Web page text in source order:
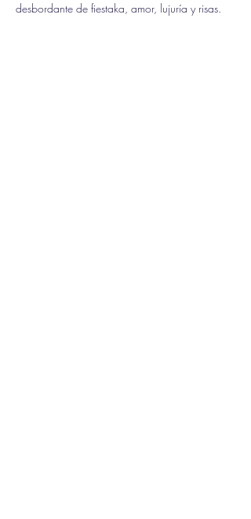
desbordante de fiestaka, amor, lujuría y risas.